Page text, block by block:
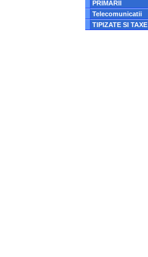
PRIMARII
Telecomunicatii
TIPIZATE SI TAXE